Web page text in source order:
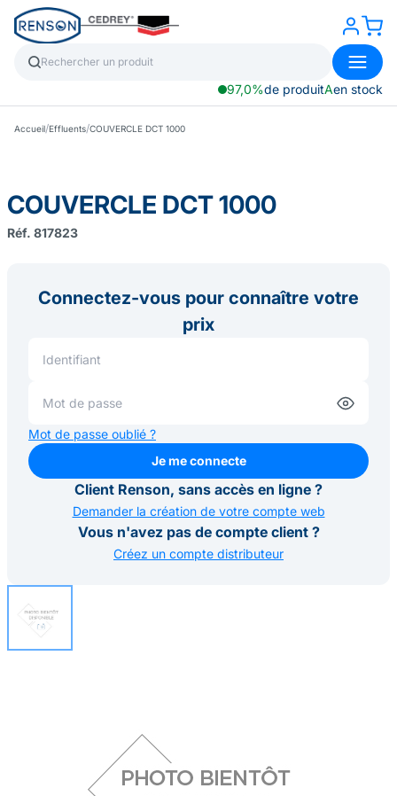
97,0%de produitAen stock
Accueil/Effluents/COUVERCLE DCT 1000
COUVERCLE DCT 1000
Réf. 817823
Connectez-vous pour connaître votre
prix
Mot de passe oublié ?
Je me connecte
Je me connecte
Client Renson, sans accès en ligne ?
Demander la création de votre compte web
Vous n'avez pas de compte client ?
Créez un compte distributeur